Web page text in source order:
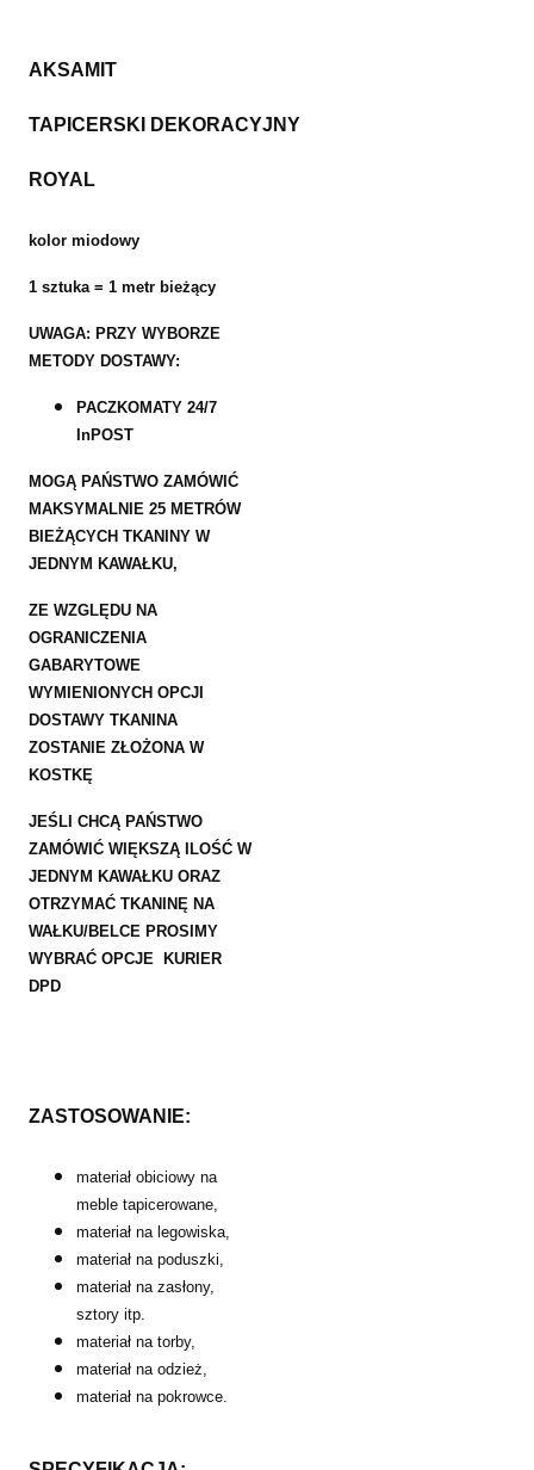
AKSAMIT
TAPICERSKI DEKORACYJNY
ROYAL
kolor miodowy
1 sztuka = 1 metr bieżący
UWAGA: PRZY WYBORZE
METODY DOSTAWY:
PACZKOMATY 24/7
InPOST
MOGĄ PAŃSTWO ZAMÓWIĆ
MAKSYMALNIE 25 METRÓW
BIEŻĄCYCH TKANINY W
JEDNYM KAWAŁKU,
ZE WZGLĘDU NA
OGRANICZENIA
GABARYTOWE
WYMIENIONYCH OPCJI
DOSTAWY TKANINA
ZOSTANIE ZŁOŻONA W
KOSTKĘ
JEŚLI CHCĄ PAŃSTWO
ZAMÓWIĆ WIĘKSZĄ ILOŚĆ W
JEDNYM KAWAŁKU ORAZ
OTRZYMAĆ TKANINĘ NA
WAŁKU/BELCE PROSIMY
WYBRAĆ OPCJE KURIER
DPD
ZASTOSOWANIE:
materiał obiciowy na
meble tapicerowane,
materiał na legowiska,
materiał na poduszki,
materiał na zasłony,
sztory itp.
materiał na torby,
materiał na odzież,
materiał na pokrowce.